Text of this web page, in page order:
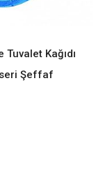
MORE
Tuvalet Kağıdı
Şeffaf